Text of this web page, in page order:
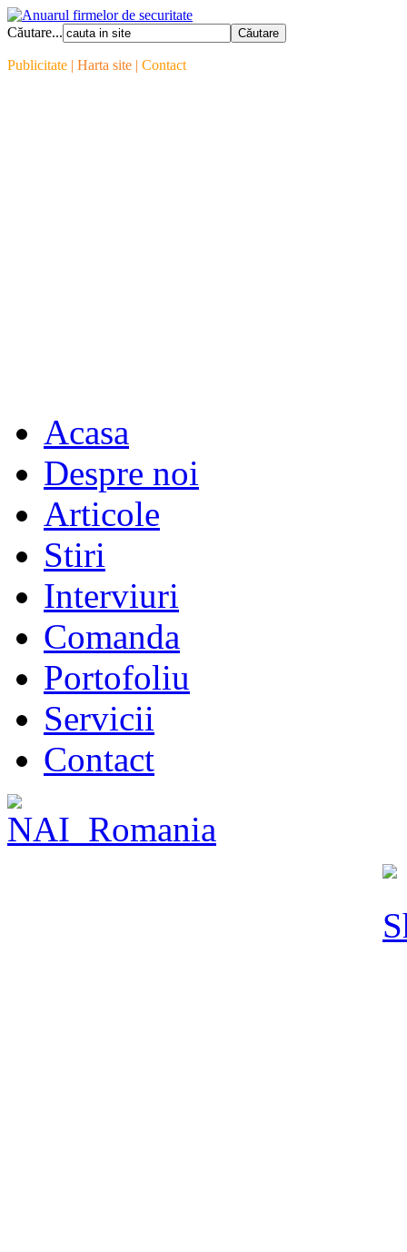
Căutare...
Publicitate | Harta site | Contact
Acasa
Despre noi
Articole
Stiri
Interviuri
Comanda
Portofoliu
Servicii
Contact